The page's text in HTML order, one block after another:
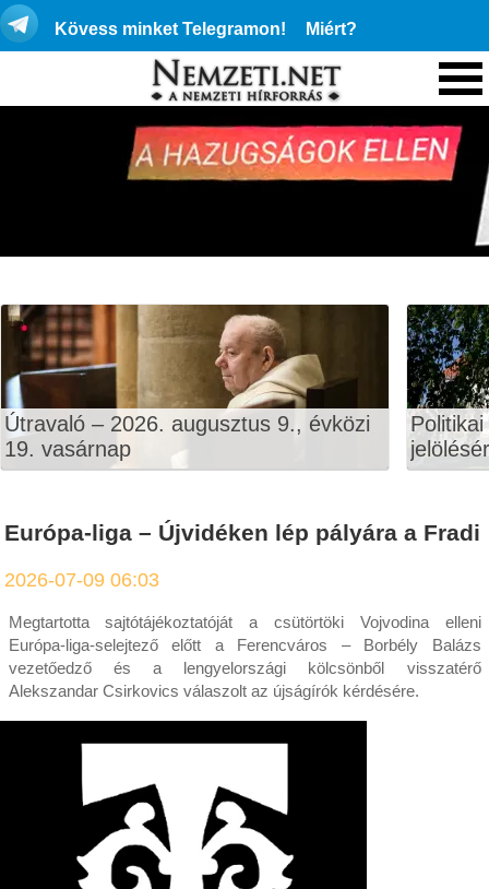
Kövess minket Telegramon! Miért?
Útravaló – 2026. augusztus 9., évközi
19. vasárnap
Európa-liga – Újvidéken lép pályára a Fradi
2026-07-09 06:03
Megtartotta sajtótájékoztatóját a csütörtöki Vojvodina elleni
Európa-liga-selejtező előtt a Ferencváros – Borbély Balázs
vezetőedző és a lengyelországi kölcsönből visszatérő
Alekszandar Csirkovics válaszolt az újságírók kérdésére.